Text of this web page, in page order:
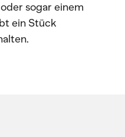
sogar einem
ein Stück